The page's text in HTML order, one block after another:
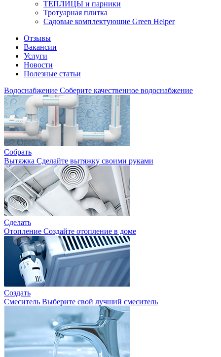
ТЕПЛИЦЫ и парники
Тротуарная плитка
Садовые комплектующие Green Helper
Отзывы
Вакансии
Услуги
Новости
Полезные статьи
Водоснабжение Соберите качественное водоснабжение
Собрать
Вытяжка Сделайте вытяжку своими руками
Сделать
Отопление Создайте отопление в доме
Создать
Смеситель Выберите свой лучший смеситель